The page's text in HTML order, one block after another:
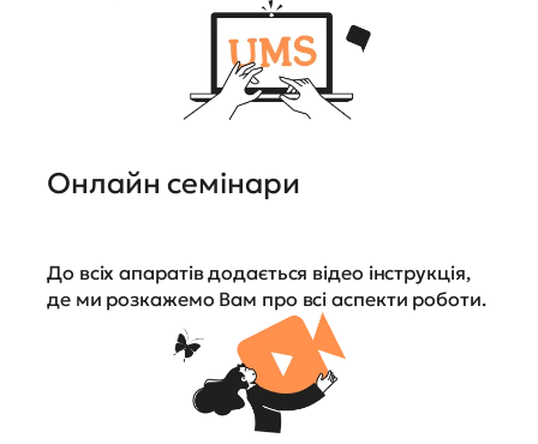
Онлайн семінари
До всіх апаратів додається відео інструкція,
де ми розкажемо Вам про всі аспекти роботи.